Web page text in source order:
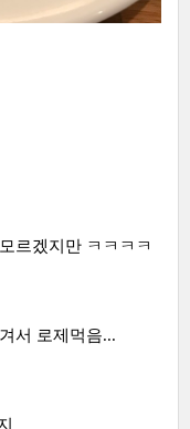
르겠지만 ㅋㅋㅋㅋ
서 로제먹음...